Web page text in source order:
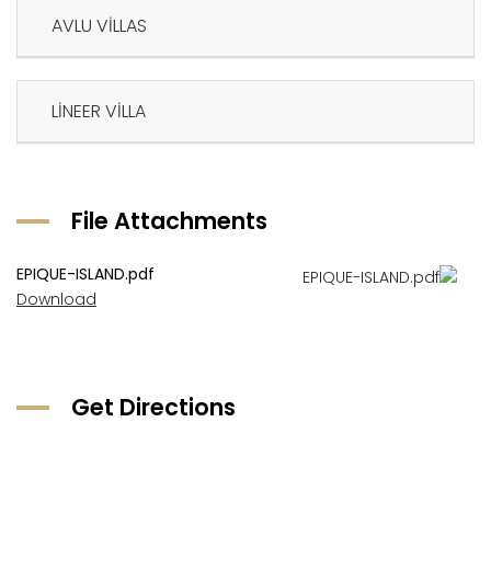
AVLU VİLLAS
LİNEER VİLLA
File Attachments
EPIQUE-ISLAND.pdf
Download
Get Directions